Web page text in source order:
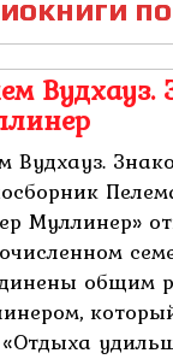
Вудхауз.
Вудхауз.
Муллинер»
общим